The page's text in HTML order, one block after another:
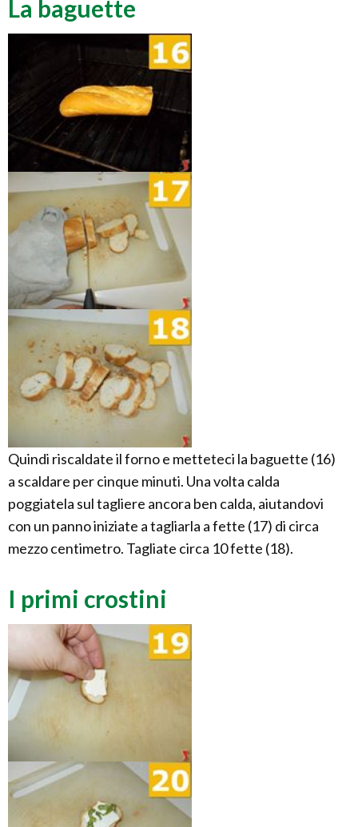
La baguette
Quindi riscaldate il forno e metteteci la baguette (16)
a scaldare per cinque minuti. Una volta calda
poggiatela sul tagliere ancora ben calda, aiutandovi
con un panno iniziate a tagliarla a fette (17) di circa
mezzo centimetro. Tagliate circa 10 fette (18).
I primi crostini